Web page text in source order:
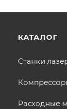
КАТАЛОГ
Станки
Расходные